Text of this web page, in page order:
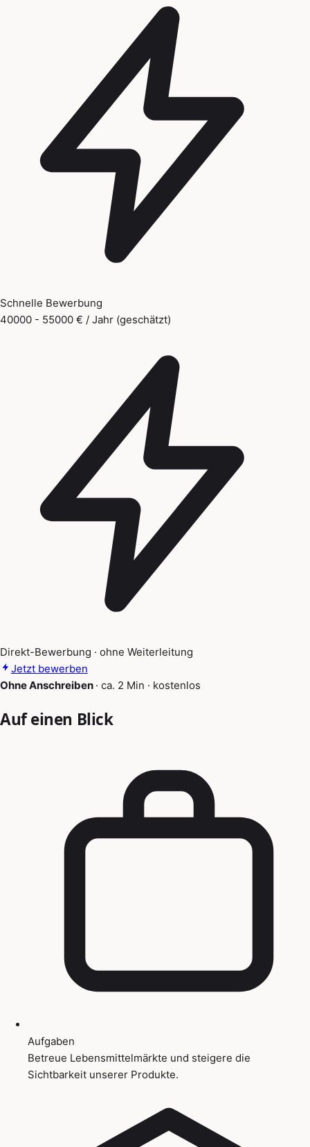
Schnelle Bewerbung
40000 - 55000 € / Jahr (geschätzt)
Direkt-Bewerbung · ohne Weiterleitung
Jetzt bewerben
Ohne Anschreiben · ca. 2 Min · kostenlos
Auf einen Blick
Aufgaben
Betreue Lebensmittelmärkte und steigere die
Sichtbarkeit unserer Produkte.